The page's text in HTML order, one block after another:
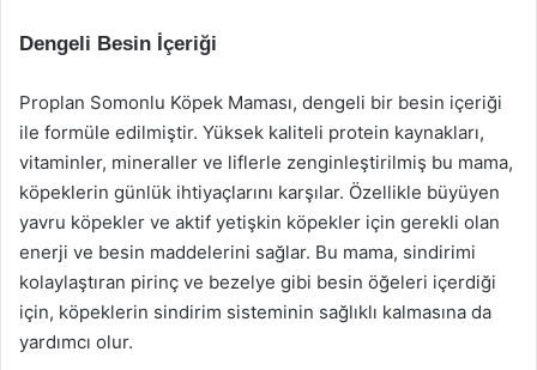
Dengeli Besin İçeriği
Proplan Somonlu Köpek Maması, dengeli bir besin içeriği
ile formüle edilmiştir. Yüksek kaliteli protein kaynakları,
vitaminler, mineraller ve liflerle zenginleştirilmiş bu mama,
köpeklerin günlük ihtiyaçlarını karşılar. Özellikle büyüyen
yavru köpekler ve aktif yetişkin köpekler için gerekli olan
enerji ve besin maddelerini sağlar. Bu mama, sindirimi
kolaylaştıran pirinç ve bezelye gibi besin öğeleri içerdiği
için, köpeklerin sindirim sisteminin sağlıklı kalmasına da
yardımcı olur.